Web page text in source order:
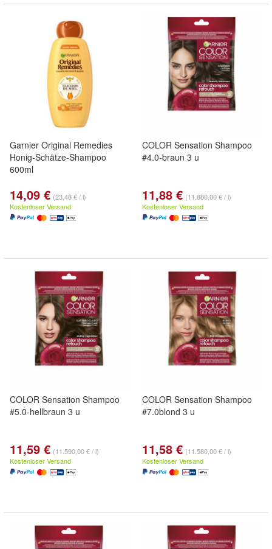
Garnier Original Remedies
Honig-Schätze-Shampoo
600ml
14,09 € (23,48 € / l)
Kostenloser Versand
COLOR Sensation Shampoo
#4.0-braun 3 u
11,88 € (11.880,00 € / l)
Kostenloser Versand
COLOR Sensation Shampoo
#5.0-hellbraun 3 u
11,59 € (11.590,00 € / l)
Kostenloser Versand
COLOR Sensation Shampoo
#7.0blond 3 u
11,58 € (11.580,00 € / l)
Kostenloser Versand